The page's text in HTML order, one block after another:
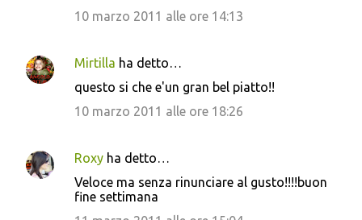
10 marzo 2011 alle ore 14:13
Mirtilla ha detto…
questo si che e'un gran bel piatto!!
10 marzo 2011 alle ore 18:26
Roxy ha detto…
Veloce ma senza rinunciare al gusto!!!!buon
fine settimana